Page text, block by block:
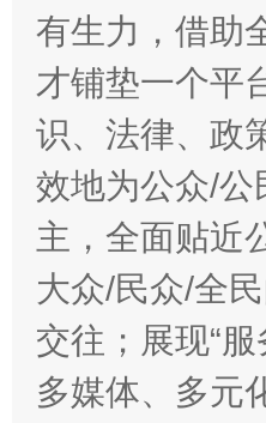
有生力，借助
才铺垫一个平
识、法律、政
效地为公众/公
主，全面贴近
大众/民众/全
交往；展现“
多媒体、多元